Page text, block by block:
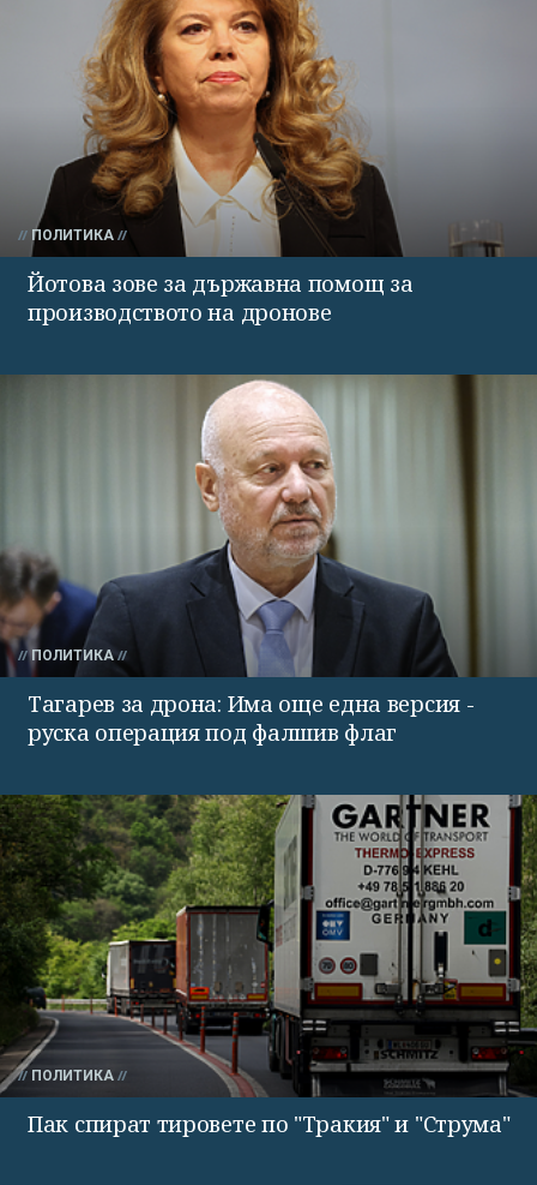
ПОЛИТИКА
Йотова зове за държавна помощ за
производството на дронове
ПОЛИТИКА
Тагарев за дрона: Има още една версия -
руска операция под фалшив флаг
ПОЛИТИКА
Пак спират тировете по "Тракия" и "Струма"